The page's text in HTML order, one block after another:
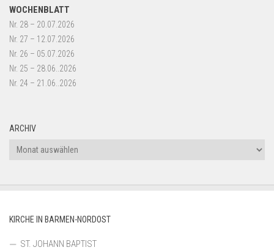
WOCHENBLATT
Nr. 28 – 20.07.2026
Nr. 27 – 12.07.2026
Nr. 26 – 05.07.2026
Nr. 25 – 28.06..2026
Nr. 24 – 21.06..2026
ARCHIV
Archiv
KIRCHE IN BARMEN-NORDOST
ST. JOHANN BAPTIST